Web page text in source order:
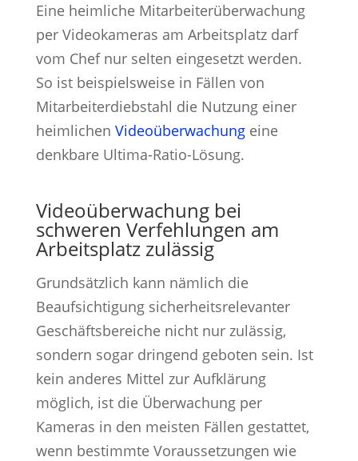
Eine heimliche Mitarbeiterüberwachung
per Videokameras am Arbeitsplatz darf
vom Chef nur selten eingesetzt werden.
So ist beispielsweise in Fällen von
Mitarbeiterdiebstahl die Nutzung einer
heimlichen Videoüberwachungeine
denkbare Ultima-Ratio-Lösung.
Videoüberwachung bei
schweren Verfehlungen am
Arbeitsplatz zulässig
Grundsätzlich kann nämlich die
Beaufsichtigung sicherheitsrelevanter
Geschäftsbereiche nicht nur zulässig,
sondern sogar dringend geboten sein. Ist
kein anderes Mittel zur Aufklärung
möglich, ist die Überwachung per
Kameras in den meisten Fällen gestattet,
wenn bestimmte Voraussetzungen wie